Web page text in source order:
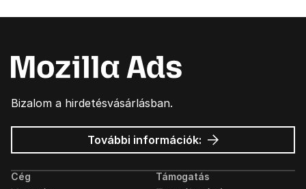
Bizalom a hirdetésvásárlásban.
További információk: Mozilla
hirdetések
Cég Támogatás